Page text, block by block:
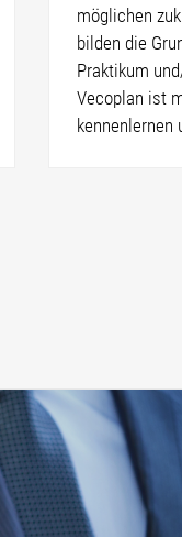
möglichen
bilden die
Praktikum
Vecoplan ist
kennenlernen